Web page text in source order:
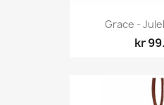
Grace -
kr